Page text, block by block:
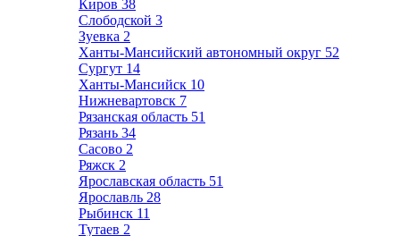
Киров 38
Слободской 3
Зуевка 2
Ханты-Мансийский автономный округ 52
Сургут 14
Ханты-Мансийск 10
Нижневартовск 7
Рязанская область 51
Рязань 34
Сасово 2
Ряжск 2
Ярославская область 51
Ярославль 28
Рыбинск 11
Тутаев 2